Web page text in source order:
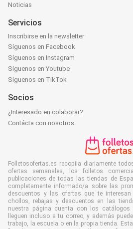
Noticias
Servicios
Inscribirse en la newsletter
Síguenos en Facebook
Síguenos en Instagram
Síguenos en Youtube
Síguenos en TikTok
Socios
¿Interesado en colaborar?
Contácta con nosotros
Folletosofertas.es recopila diariamente
ofertas semanales, los folletos
publicaciones de todas las tiendas de
completamente informado/a sobre las
descuentos y las ofertas que te
chollos, rebajas y descuentos en las
nuestra página cuenta con los catálogos
lleguen incluso a tu correo, y además
trabajo, la escuela o en la propia tienda.